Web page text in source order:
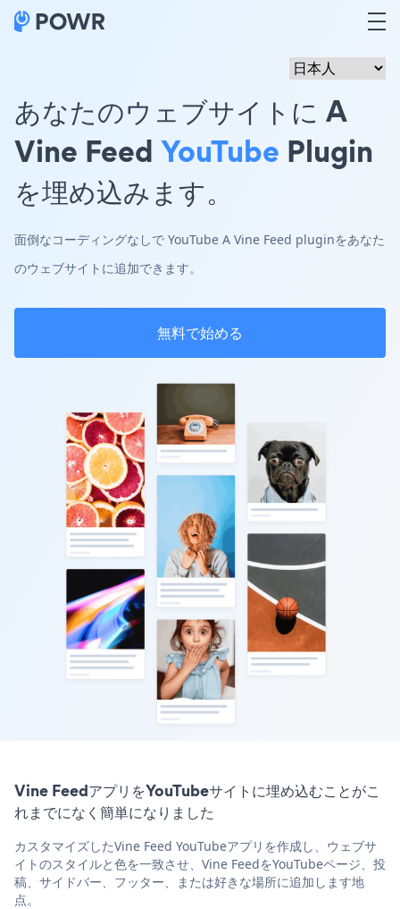
あなたのウェブサイトに A
Vine Feed YouTube Plugin
を埋め込みます。
面倒なコーディングなしで YouTube A Vine Feed pluginをあなた
のウェブサイトに追加できます。
無料で始める
Vine FeedアプリをYouTubeサイトに埋め込むことがこ
れまでになく簡単になりました
カスタマイズしたVine Feed YouTubeアプリを作成し、ウェブサ
イトのスタイルと色を一致させ、Vine FeedをYouTubeページ、投
稿、サイドバー、フッター、または好きな場所に追加します地
点。